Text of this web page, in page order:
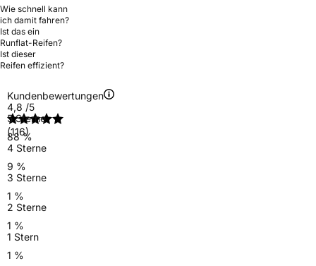
Wie schnell kann
ich damit fahren?
Ist das ein
Runflat-Reifen?
Ist dieser
Reifen effizient?
Kundenbewertungen
4,8 /5
(116)
5 Sterne
88 %
4 Sterne
9 %
3 Sterne
1 %
2 Sterne
1 %
1 Stern
1 %